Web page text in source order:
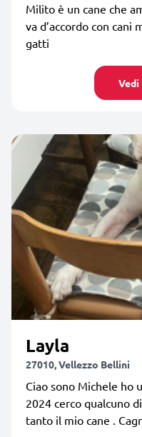
Milito è un cane che
va d’accordo con cani
gatti
Layla
27010, Vellezzo Bellini
Ciao sono Michele ho
2024 cerco qualcuno
tanto il mio cane .